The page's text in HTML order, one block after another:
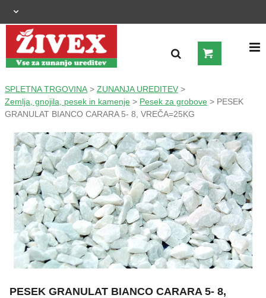
OGRAJNI SISTEMI
ZUNANJA UREDITEV
KMETIJSTVO
OGREVANJE IN HLAJENJE
GRADNJA
ŠIROKA POTROŠNJA
SPLETNA TRGOVINA > ZUNANJA UREDITEV >
Zemlja, gnojila, pesek in kamenje > Pesek za grobove > PESEK
GRANULAT BIANCO CARARA 5- 8, VREČA=25KG
PESEK GRANULAT BIANCO CARARA 5- 8,